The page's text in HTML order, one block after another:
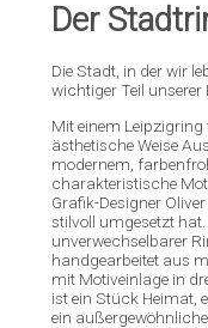
Der
Die Stadt, in der wir
wichtiger Teil unserer
Mit einem Leipzigring
ästhetische Weise
modernem,
charakteristische
Grafik-Designer
stilvoll umgesetzt hat.
unverwechselbarer
handgearbeitet aus
mit Motiveinlage in
ist ein Stück Heimat,
ein